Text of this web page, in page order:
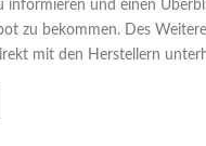
informieren und einen
zu bekommen. Des
mit den Herstellern